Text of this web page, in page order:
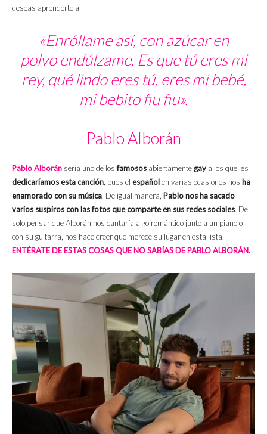
deseas aprendértela:
«Enróllame así, con azúcar en
polvo endúlzame. Es que tú eres mi
rey, qué lindo eres tú, eres mi bebé,
mi bebito fiu fiu».
Pablo Alborán
Pablo Alborán sería uno de losfamosos abiertamentegay a los que les
dedicaríamos esta canción, pues el españolen varias ocasiones nos ha
enamorado con su música. De igual manera, Pablo nos ha sacado
varios suspiros con las fotos que comparte en sus redes sociales. De
solo pensar que Alborán nos cantaría algo romántico junto a un piano o
con su guitarra, nos hace creer que merece su lugar en esta lista.
ENTÉRATE DE ESTAS COSAS QUE NO SABÍAS DE PABLO ALBORÁN.